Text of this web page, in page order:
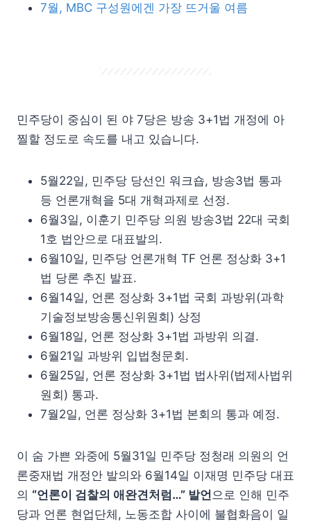
7월, MBC 구성원에겐 가장 뜨거울 여름
민주당이 중심이 된 야 7당은 방송 3+1법 개정에 아
찔할 정도로 속도를 내고 있습니다.
5월22일, 민주당 당선인 워크숍, 방송3법 통과
등 언론개혁을 5대 개혁과제로 선정.
6월3일, 이훈기 민주당 의원 방송3법 22대 국회
1호 법안으로 대표발의.
6월10일, 민주당 언론개혁 TF 언론 정상화 3+1
법 당론 추진 발표.
6월14일, 언론 정상화 3+1법 국회 과방위(과학
기술정보방송통신위원회) 상정
6월18일, 언론 정상화 3+1법 과방위 의결.
6월21일 과방위 입법청문회.
6월25일, 언론 정상화 3+1법 법사위(법제사법위
원회) 통과.
7월2일, 언론 정상화 3+1법 본회의 통과 예정.
이 숨 가쁜 와중에 5월31일 민주당 정청래 의원의 언
론중재법 개정안 발의와 6월14일 이재명 민주당 대표
의 “언론이 검찰의 애완견처럼…” 발언으로 인해 민주
당과 언론 현업단체, 노동조합 사이에 불협화음이 일